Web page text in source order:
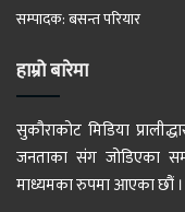
सम्पादक: बसन्त परियार
हाम्रो बारेमा
सुकौराकोट मिडिया
जनताका संग जोडिएका
माध्यमका रुपमा आएका छौं ।